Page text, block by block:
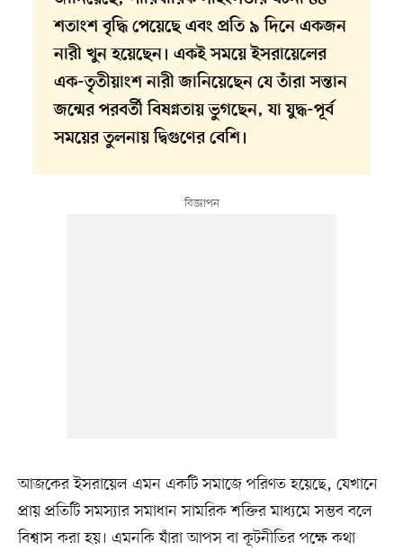
শতাংশ বৃদ্ধি পেয়েছে এবং প্রতি ৯ দিনে একজন
নারী খুন হয়েছেন। একই সময়ে ইসরায়েলের
এক-তৃতীয়াংশ নারী জানিয়েছেন যে তাঁরা সন্তান
জন্মের পরবর্তী বিষণ্নতায় ভুগছেন, যা যুদ্ধ-পূর্ব
সময়ের তুলনায় দ্বিগুণের বেশি।
আজকের ইসরায়েল এমন একটি সমাজে পরিণত হয়েছে, যেখানে
প্রায় প্রতিটি সমস্যার সমাধান সামরিক শক্তির মাধ্যমে সম্ভব বলে
বিশ্বাস করা হয়। এমনকি যাঁরা আপস বা কূটনীতির পক্ষে কথা